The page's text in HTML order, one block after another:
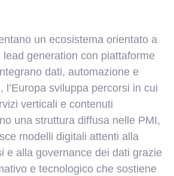
un ecosistema orientato a
generation con piattaforme
dati, automazione e
l’Europa sviluppa percorsi in cui
verticali e contenuti
una struttura diffusa nelle PMI,
modelli digitali attenti alla
e alla governance dei dati grazie
e tecnologico che sostiene